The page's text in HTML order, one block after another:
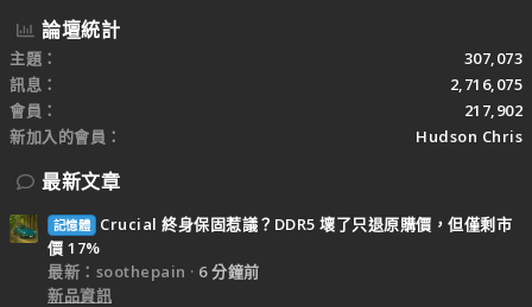
論壇統計
主題
307,073
訊息
2,716,075
會員
217,902
新加入的會員
Hudson Chris
最新文章
記憶體
Crucial 終身保固惹議？DDR5 壞了只退原購價，但僅剩市
價 17%
最新：soothepain
6 分鐘前
新品資訊